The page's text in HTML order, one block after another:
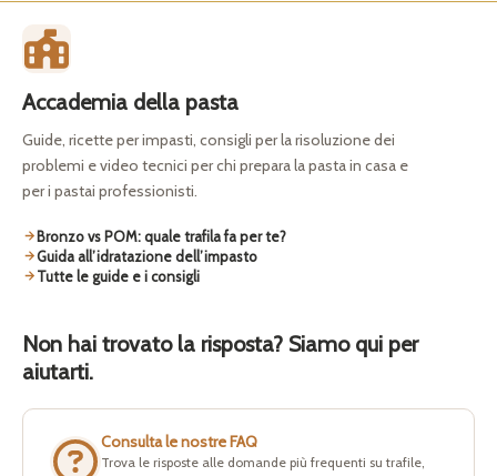
Accademia della pasta
Guide, ricette per impasti, consigli per la risoluzione dei
problemi e video tecnici per chi prepara la pasta in casa e
per i pastai professionisti.
Bronzo vs POM: quale trafila fa per te?
Guida all’idratazione dell’impasto
Tutte le guide e i consigli
Non hai trovato la risposta? Siamo qui per
aiutarti.
Consulta le nostre FAQ
Trova le risposte alle domande più frequenti su trafile,